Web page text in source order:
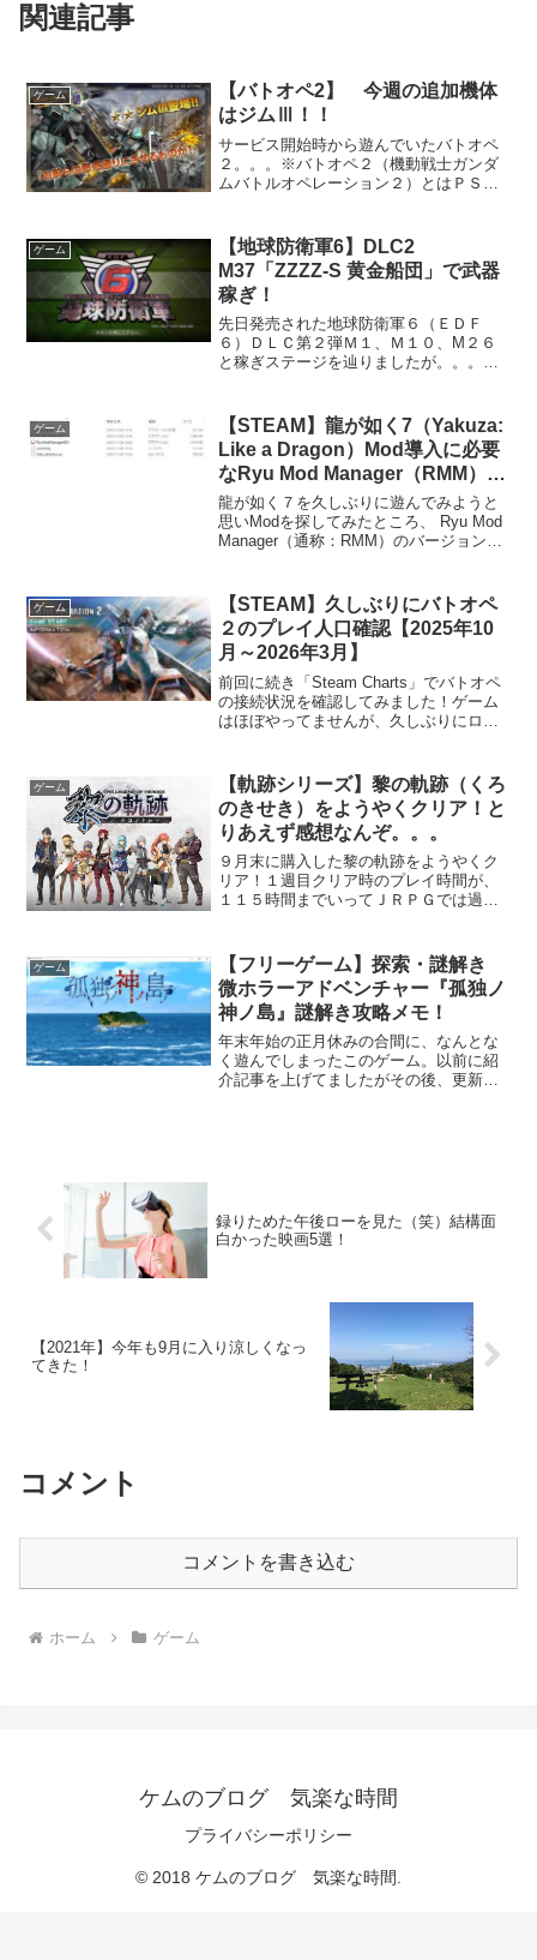
関連記事
ゲーム
【バトオペ2】 今週の追加機体
はジムⅢ！！
サービス開始時から遊んでいたバトオペ
２。。。※バトオペ２（機動戦士ガンダ
ムバトルオペレーション２）とはＰＳ４
開始から２年近く経って遂にＺＺ世代の
ＭＳが追加されましたジム...
ゲーム
【地球防衛軍6】DLC2
M37「ZZZZ-S 黄金船団」で武器
稼ぎ！
先日発売された地球防衛軍６（ＥＤＦ
６）ＤＬＣ第２弾Ｍ１、Ｍ１０、M２６
と稼ぎステージを辿りましたが。。。Ｍ
器が稼げたので記事にしてみました。一
覧ステージ（M３７）の敵...
ゲーム
【STEAM】龍が如く7（Yakuza:
Like a Dragon）Mod導入に必要
なRyu Mod Manager（RMM）に
ついて
龍が如く７を久しぶりに遊んでみようと
思いModを探してみたところ、 Ryu Mod
Manager（通称：RMM）のバージョンが
ました！一覧Ryu Mod Manage...
ゲーム
【STEAM】久しぶりにバトオペ
２のプレイ人口確認【2025年10
月～2026年3月】
前回に続き「Steam Charts」でバトオペ
の接続状況を確認してみました！ゲーム
はほぼやってませんが、久しぶりにログ
した。※赤枠内が2025年10月～20...
ゲーム
【軌跡シリーズ】黎の軌跡（くろ
のきせき）をようやくクリア！と
りあえず感想なんぞ。。。
９月末に購入した黎の軌跡をようやくク
リア！１週目クリア時のプレイ時間が、
１１５時間までいってＪＲＰＧでは過去
るけど詳しく知らない土地にて、裏解決
事務所なる何でも屋（爆）...
ゲーム
【フリーゲーム】探索・謎解き
微ホラーアドベンチャー『孤独ノ
神ノ島』謎解き攻略メモ！
年末年始の正月休みの合間に、なんとな
く遊んでしまったこのゲーム。以前に紹
介記事を上げてましたがその後、更新が
録りためた午後ローを見た（笑）結構面
白かった映画5選！
【2021年】今年も9月に入り涼しくなっ
てきた！
コメント
コメントを書き込む
ホーム ゲーム
ケムのブログ 気楽な時間
プライバシーポリシー
© 2018 ケムのブログ 気楽な時間.